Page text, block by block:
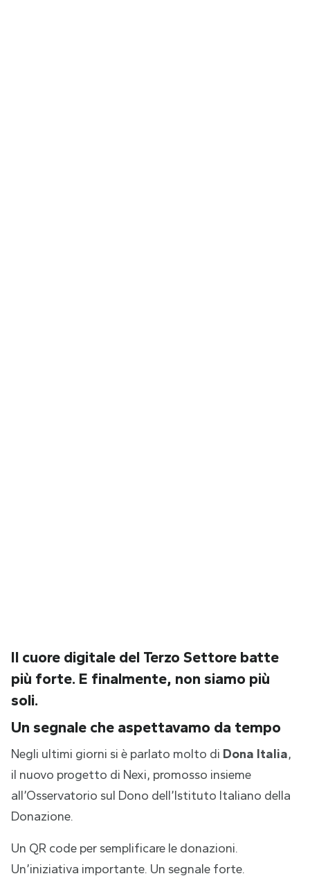
Il cuore digitale del Terzo Settore batte
più forte. E finalmente, non siamo più
soli.
Un segnale che aspettavamo da tempo
Negli ultimi giorni si è parlato molto di Dona Italia,
il nuovo progetto di Nexi, promosso insieme
all’Osservatorio sul Dono dell’Istituto Italiano della
Donazione.
Un QR code per semplificare le donazioni.
Un’iniziativa importante. Un segnale forte.